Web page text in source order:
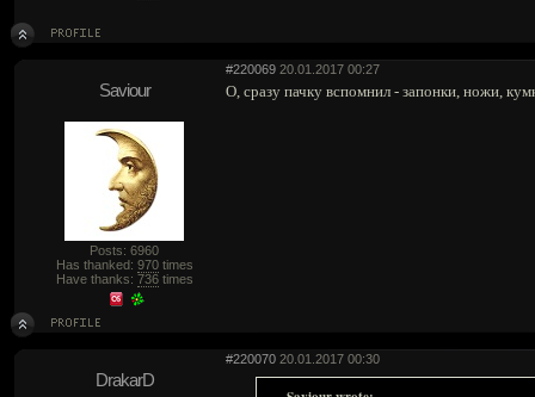
#220069 20.01.2017 00:27
Saviour
Posts: 6960
Has thanked: 970times
Have thanks: 736times
О, сразу пачку вспомнил - запонки, ножи,
#220070 20.01.2017 00:30
DrakarD